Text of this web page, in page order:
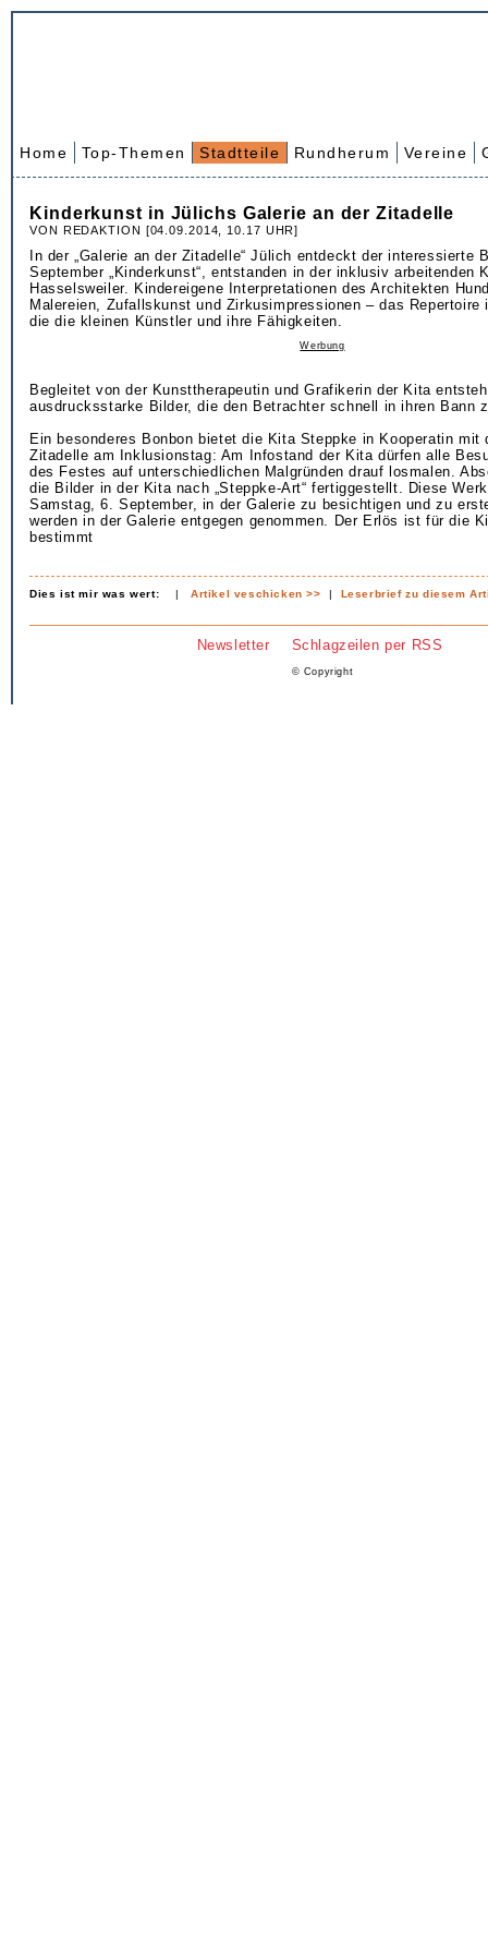
Home Top-Themen Stadtteile Rundherum Vereine
Kinderkunst in Jülichs Galerie an der Zitadelle
VON REDAKTION [04.09.2014, 10.17 UHR]
In der „Galerie an der Zitadelle“ Jülich entdeckt der interessierte
September „Kinderkunst“, entstanden in der inklusiv arbeitenden
Hasselsweiler. Kindereigene Interpretationen des Architekten
Malereien, Zufallskunst und Zirkusimpressionen – das
die die kleinen Künstler und ihre Fähigkeiten.
Werbung
Begleitet von der Kunsttherapeutin und Grafikerin der Kita
ausdrucksstarke Bilder, die den Betrachter schnell in ihren Bann
Ein besonderes Bonbon bietet die Kita Steppke in Kooperatin mit
Zitadelle am Inklusionstag: Am Infostand der Kita dürfen alle
des Festes auf unterschiedlichen Malgründen drauf losmalen.
die Bilder in der Kita nach „Steppke-Art“ fertiggestellt. Diese
Samstag, 6. September, in der Galerie zu besichtigen und zu
werden in der Galerie entgegen genommen. Der Erlös ist für die
bestimmt
Dies ist mir was wert: |Artikel veschicken >> | Leserbrief zu diesem
Newsletter Schlagzeilen per RSS
© Copyright